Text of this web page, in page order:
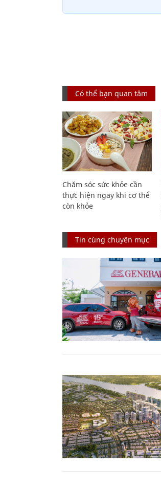
Có thể bạn quan tâm
Chăm sóc sức khỏe cần
thực hiện ngay khi cơ thể
còn khỏe
Tin cùng chuyên mục